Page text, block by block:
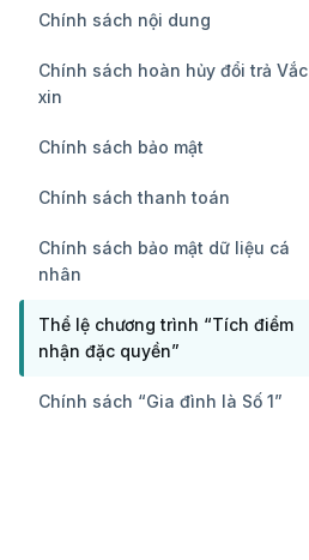
Chính sách nội dung
Chính sách hoàn hủy đổi trả Vắc
xin
Chính sách bảo mật
Chính sách thanh toán
Chính sách bảo mật dữ liệu cá
nhân
Thể lệ chương trình “Tích điểm
nhận đặc quyền”
Chính sách “Gia đình là Số 1”